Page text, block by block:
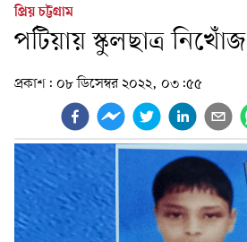
প্রিয় চট্টগ্রাম
পটিয়ায় স্কুলছাত্র নিখোঁজ
প্রকাশ: ০৮ ডিসেম্বর ২০২২, ০৩:৫৫